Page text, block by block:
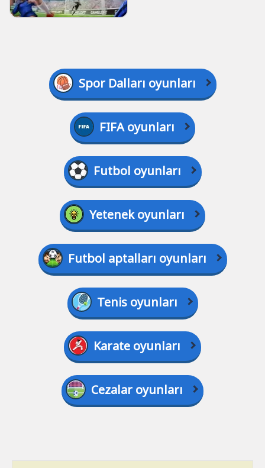
Spor Dalları oyunları
FIFA oyunları
Futbol oyunları
Yetenek oyunları
Futbol aptalları oyunları
Tenis oyunları
Karate oyunları
Cezalar oyunları